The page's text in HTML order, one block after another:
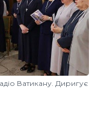
Ватикану. Диригує